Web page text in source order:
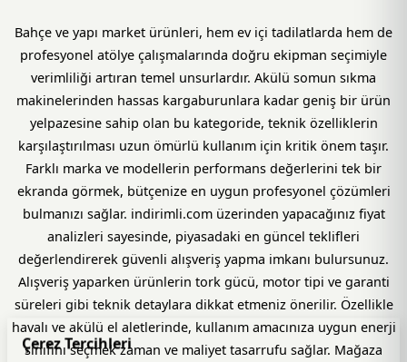
Bahçe ve yapı market ürünleri, hem ev içi tadilatlarda hem de
profesyonel atölye çalışmalarında doğru ekipman seçimiyle
verimliliği artıran temel unsurlardır. Akülü somun sıkma
makinelerinden hassas kargaburunlara kadar geniş bir ürün
yelpazesine sahip olan bu kategoride, teknik özelliklerin
karşılaştırılması uzun ömürlü kullanım için kritik önem taşır.
Farklı marka ve modellerin performans değerlerini tek bir
ekranda görmek, bütçenize en uygun profesyonel çözümleri
bulmanızı sağlar. indirimli.com üzerinden yapacağınız fiyat
analizleri sayesinde, piyasadaki en güncel teklifleri
değerlendirerek güvenli alışveriş yapma imkanı bulursunuz.
Alışveriş yaparken ürünlerin tork gücü, motor tipi ve garanti
süreleri gibi teknik detaylara dikkat etmeniz önerilir. Özellikle
havalı ve akülü el aletlerinde, kullanım amacınıza uygun enerji
sınıfını seçmek zaman ve maliyet tasarrufu sağlar. Mağaza
Çerez Tercihleri